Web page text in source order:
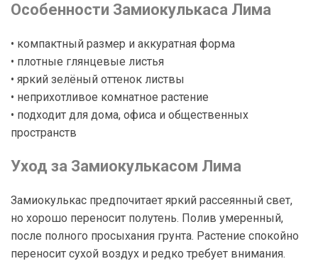
Особенности Замиокулькаса Лима
• компактный размер и аккуратная форма
• плотные глянцевые листья
• яркий зелёный оттенок листвы
• неприхотливое комнатное растение
• подходит для дома, офиса и общественных
пространств
Уход за Замиокулькасом Лима
Замиокулькас предпочитает яркий рассеянный свет,
но хорошо переносит полутень. Полив умеренный,
после полного просыхания грунта. Растение спокойно
переносит сухой воздух и редко требует внимания.